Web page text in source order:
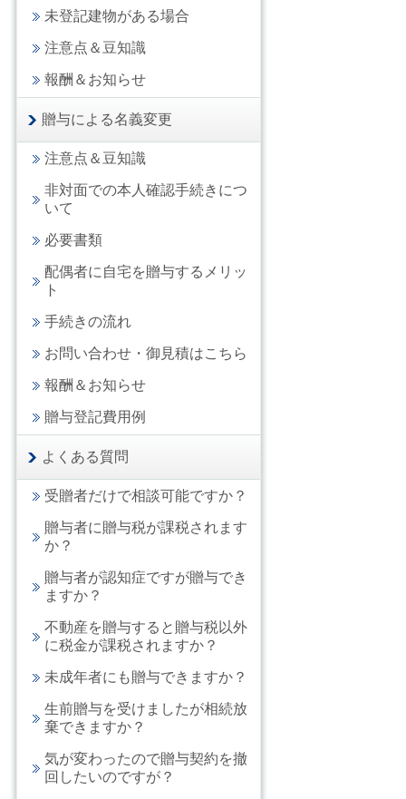
未登記建物がある場合
注意点＆豆知識
報酬＆お知らせ
贈与による名義変更
注意点＆豆知識
非対面での本人確認手続きにつ
いて
必要書類
配偶者に自宅を贈与するメリッ
ト
手続きの流れ
お問い合わせ・御見積はこちら
報酬＆お知らせ
贈与登記費用例
よくある質問
受贈者だけで相談可能ですか？
贈与者に贈与税が課税されます
か？
贈与者が認知症ですが贈与でき
ますか？
不動産を贈与すると贈与税以外
に税金が課税されますか？
未成年者にも贈与できますか？
生前贈与を受けましたが相続放
棄できますか？
気が変わったので贈与契約を撤
回したいのですが？